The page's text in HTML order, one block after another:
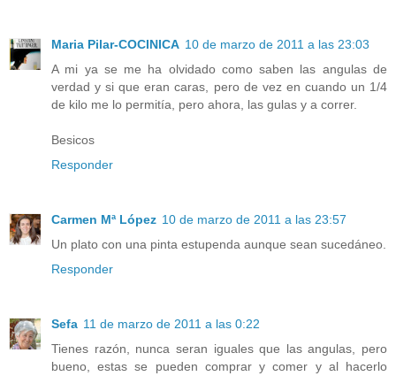
Maria Pilar-COCINICA 10 de marzo de 2011 a las 23:03
A mi ya se me ha olvidado como saben las angulas de
verdad y si que eran caras, pero de vez en cuando un 1/4
de kilo me lo permitía, pero ahora, las gulas y a correr.
Besicos
Responder
Carmen Mª López 10 de marzo de 2011 a las 23:57
Un plato con una pinta estupenda aunque sean sucedáneo.
Responder
Sefa 11 de marzo de 2011 a las 0:22
Tienes razón, nunca seran iguales que las angulas, pero
bueno, estas se pueden comprar y comer y al hacerlo